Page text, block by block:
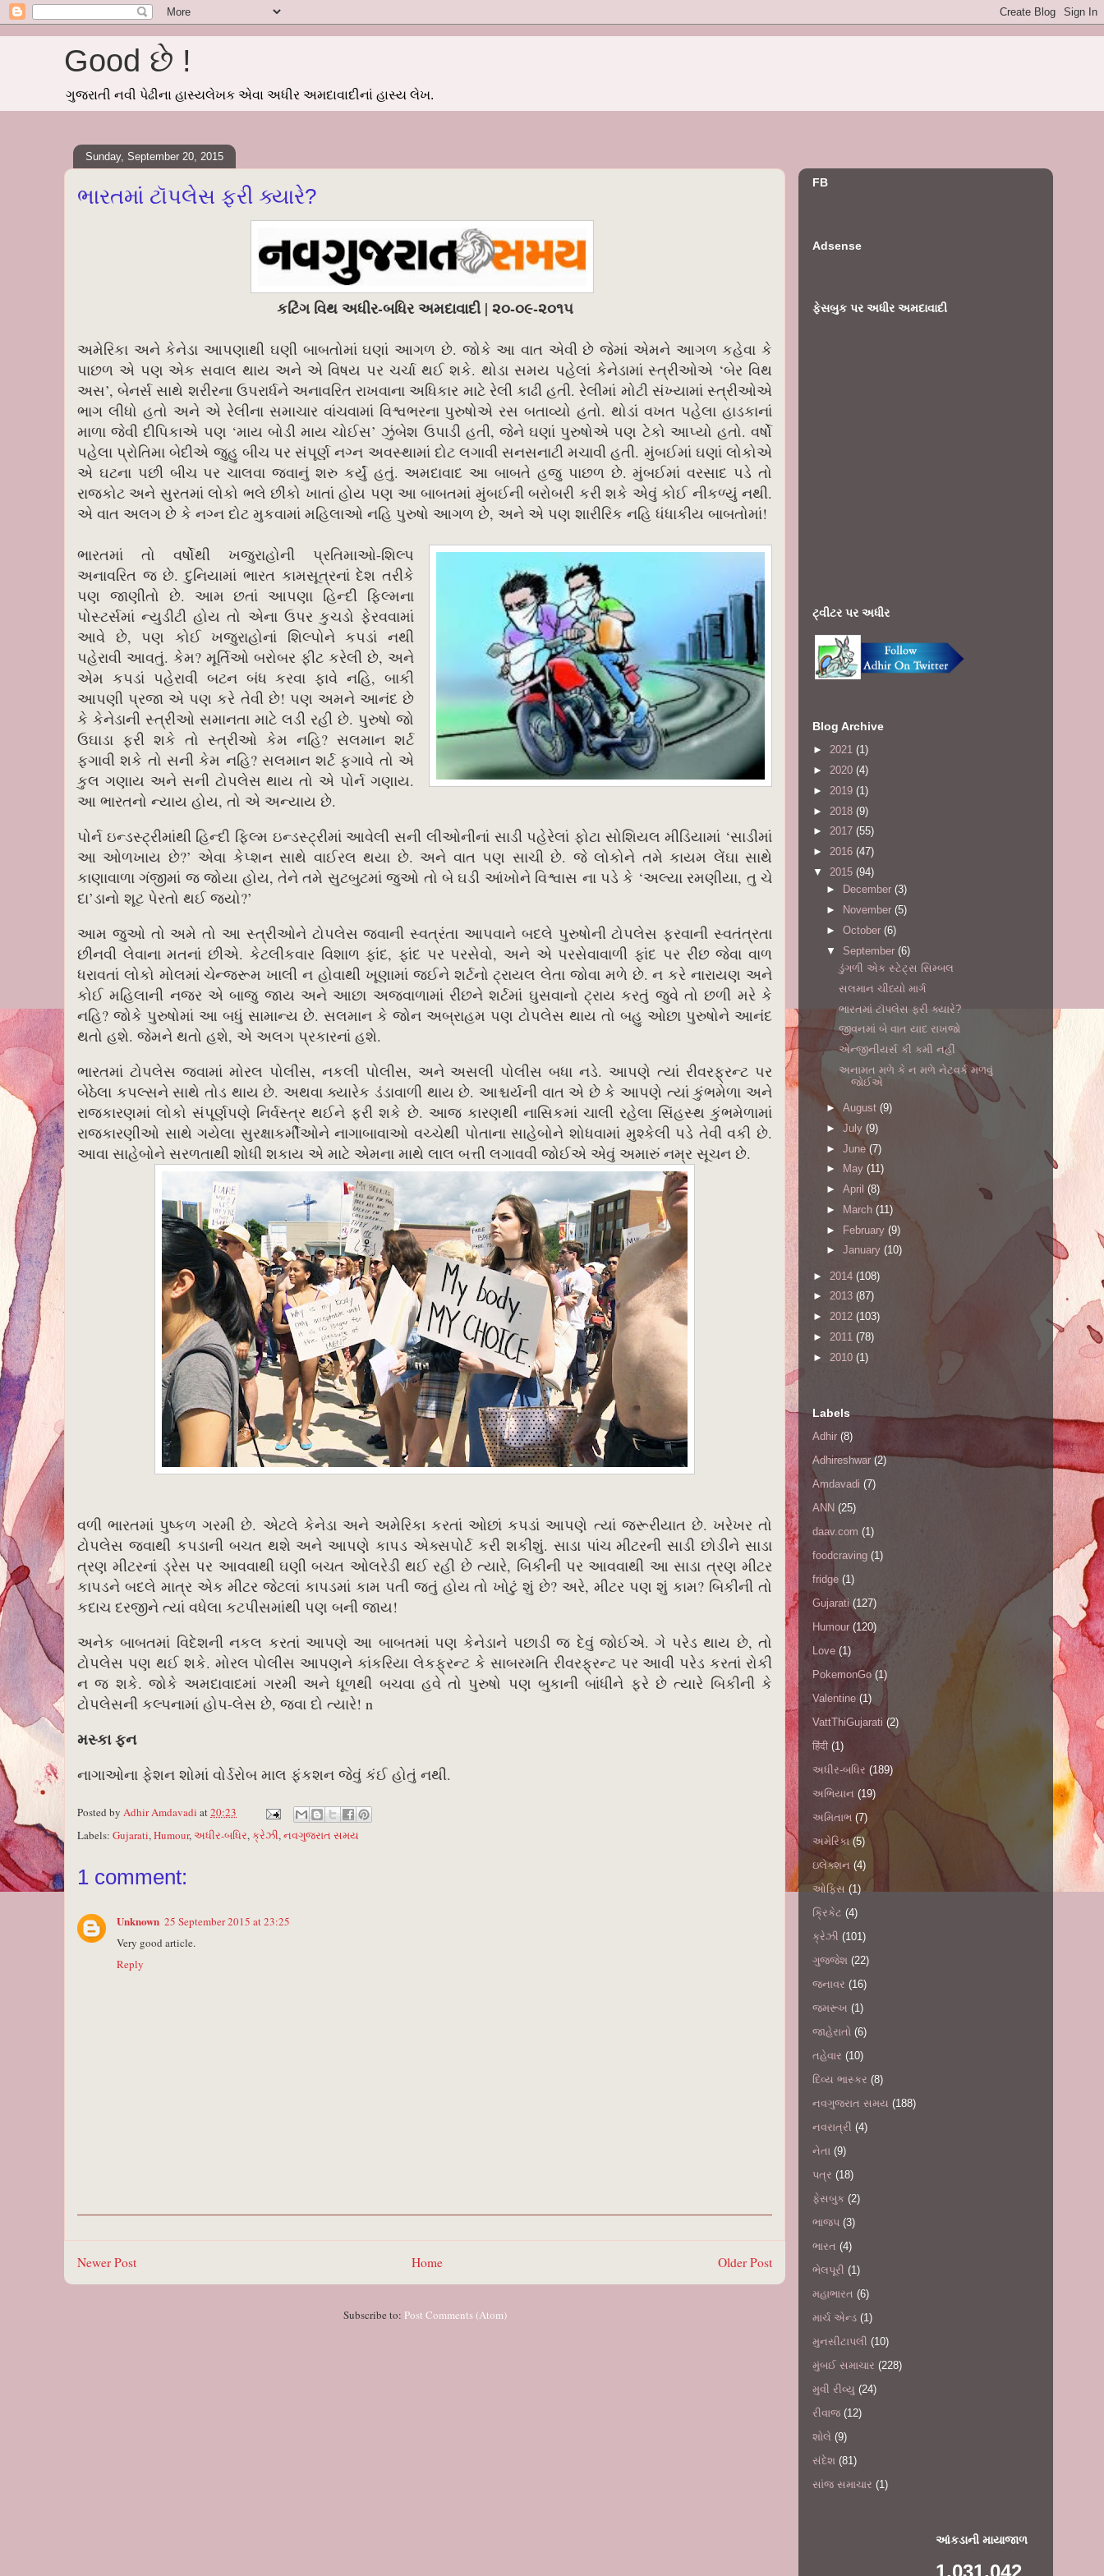
Good છે !
ગુજરાતી નવી પેઢીના હાસ્યલેખક એવા અધીર અમદાવાદીનાં હાસ્ય લેખ.
Sunday, September 20, 2015
ભારતમાં ટૉપલેસ ફરી ક્યારે?
કટિંગ વિથ અધીર-બધિર અમદાવાદી | ૨૦-૦૯-૨૦૧૫
અમેરિકા અને કેનેડા આપણાથી ઘણી બાબતોમાં ઘણાં આગળ છે. જોકે આ વાત એવી છે જેમાં એમને આગળ કહેવા કે
પાછળ એ પણ એક સવાલ થાય અને એ વિષય પર ચર્ચા થઈ શકે. થોડા સમય પહેલાં કેનેડામાં સ્ત્રીઓએ ‘બેર વિથ
અસ’, બેનર્સ સાથે શરીરના ઉપરાર્ધને અનાવરિત રાખવાના અધિકાર માટે રેલી કાઢી હતી. રેલીમાં મોટી સંખ્યામાં સ્ત્રીઓએ
ભાગ લીધો હતો અને એ રેલીના સમાચાર વાંચવામાં વિશ્વભરના પુરુષોએ રસ બતાવ્યો હતો. થોડાં વખત પહેલા હાડકાનાં
માળા જેવી દીપિકાએ પણ ‘માય બોડી માય ચોઈસ’ ઝુંબેશ ઉપાડી હતી, જેને ઘણાં પુરુષોએ પણ ટેકો આપ્યો હતો. વર્ષો
પહેલા પ્રોતિમા બેદીએ જુહુ બીચ પર સંપૂર્ણ નગ્ન અવસ્થામાં દોટ લગાવી સનસનાટી મચાવી હતી. મુંબઈમાં ઘણાં લોકોએ
એ ઘટના પછી બીચ પર ચાલવા જવાનું શરુ કર્યું હતું. અમદાવાદ આ બાબતે હજુ પાછળ છે. મુંબઈમાં વરસાદ પડે તો
રાજકોટ અને સુરતમાં લોકો ભલે છીંકો ખાતાં હોય પણ આ બાબતમાં મુંબઈની બરોબરી કરી શકે એવું કોઈ નીકળ્યું નથી.
એ વાત અલગ છે કે નગ્ન દોટ મુકવામાં મહિલાઓ નહિ પુરુષો આગળ છે, અને એ પણ શારીરિક નહિ ધંધાકીય બાબતોમાં!
ભારતમાં તો વર્ષોથી ખજુરાહોની પ્રતિમાઓ-શિલ્પ
અનાવરિત જ છે. દુનિયામાં ભારત કામસૂત્રનાં દેશ તરીકે
પણ જાણીતો છે. આમ છતાં આપણા હિન્દી ફિલ્મના
પોસ્ટર્સમાં ન્યુડીટી હોય તો એના ઉપર કુચડો ફેરવવામાં
આવે છે, પણ કોઈ ખજુરાહોનાં શિલ્પોને કપડાં નથી
પહેરાવી આવતું. કેમ? મૂર્તિઓ બરોબર ફીટ કરેલી છે, અને
એમ કપડાં પહેરાવી બટન બંધ કરવા ફાવે નહિ, બાકી
આપણી પ્રજા એ પણ કરે તેવી છે! પણ અમને આનંદ છે
કે કેનેડાની સ્ત્રીઓ સમાનતા માટે લડી રહી છે. પુરુષો જો
ઉઘાડા ફરી શકે તો સ્ત્રીઓ કેમ નહિ? સલમાન શર્ટ
ફગાવી શકે તો સની કેમ નહિ? સલમાન શર્ટ ફગાવે તો એ
કુલ ગણાય અને સની ટોપલેસ થાય તો એ પોર્ન ગણાય.
આ ભારતનો ન્યાય હોય, તો એ અન્યાય છે.
પોર્ન ઇન્ડસ્ટ્રીમાંથી હિન્દી ફિલ્મ ઇન્ડસ્ટ્રીમાં આવેલી સની લીઓનીનાં સાડી પહેરેલાં ફોટા સોશિયલ મીડિયામાં ‘સાડીમાં
આ ઓળખાય છે?’ એવા કેપ્શન સાથે વાઈરલ થયા છે. અને વાત પણ સાચી છે. જે લોકોને તમે કાયમ લેંઘા સાથે
કાણાવાળા ગંજીમાં જ જોયા હોય, તેને તમે સુટબુટમાં જુઓ તો બે ઘડી આંખોને વિશ્વાસ ના પડે કે ‘અલ્યા રમણીયા, તુ ચે
દા’ડાનો શૂટ પેરતો થઈ જ્યો?’
આમ જુઓ તો અમે તો આ સ્ત્રીઓને ટોપલેસ જવાની સ્વત્રંતા આપવાને બદલે પુરુષોની ટોપલેસ ફરવાની સ્વતંત્રતા
છીનવી લેવાના મતનાં છીએ. કેટલીકવાર વિશાળ ફાંદ, ફાંદ પર પરસેવો, અને એ પરસેવાવાળી ફાંદ પર રીંછ જેવા વાળ
ધરાવતાં લોકો મોલમાં ચેન્જરૂમ ખાલી ન હોવાથી ખૂણામાં જઈને શર્ટનો ટ્રાયલ લેતા જોવા મળે છે. ન કરે નારાયણ અને
કોઈ મહિલાની નજર એ બાજુ જાય અને આછા અજવાળામાં રીંછને શર્ટમાં ઘુસવાનો ટ્રાય કરતું જુવે તો છળી મરે કે
નહિ? જોકે પુરુષોમાં આ બધું સામાન્ય છે. સલમાન કે જોન અબ્રાહમ પણ ટોપલેસ થાય તો બહુ ઓછા પુરુષોને આનંદ
થતો હશે. જેમને થતો હશે, એ અલગ પ્રકારનાં હશે.
ભારતમાં ટોપલેસ જવામાં મોરલ પોલીસ, નકલી પોલીસ, અને અસલી પોલીસ બધા નડે. આપણે ત્યાં રીવરફ્રન્ટ પર
બેઠેલા કપલ્સને સાથે તોડ થાય છે. અથવા ક્યારેક ડંડાવાળી થાય છે. આશ્ચર્યની વાત એ છે કે આપણે ત્યાં કુંભમેળા અને
રાજકારણમાં લોકો સંપૂર્ણપણે નિર્વસ્ત્ર થઈને ફરી શકે છે. આજ કારણથી નાસિકમાં ચાલી રહેલા સિંહસ્થ કુંભમેળામાં
રાજકારણીઓ સાથે ગયેલા સુરક્ષાકર્મીઓને નાગાબાવાઓ વચ્ચેથી પોતાના સાહેબોને શોધવામાં મુશ્કેલી પડે તેવી વકી છે.
આવા સાહેબોને સરળતાથી શોધી શકાય એ માટે એમના માથે લાલ બત્તી લગાવવી જોઈએ એવું અમારું નમ્ર સૂચન છે.
વળી ભારતમાં પુષ્કળ ગરમી છે. એટલે કેનેડા અને અમેરિકા કરતાં ઓછાં કપડાં આપણે ત્યાં જરૂરીયાત છે. ખરેખર તો
ટોપલેસ જવાથી કપડાની બચત થશે અને આપણે કાપડ એક્સપોર્ટ કરી શકીશું. સાડા પાંચ મીટરની સાડી છોડીને સાડા
ત્રણ મીટરનાં ડ્રેસ પર આવવાથી ઘણી બચત ઓલરેડી થઈ રહી છે ત્યારે, બિકીની પર આવવાથી આ સાડા ત્રણ મીટર
કાપડને બદલે માત્ર એક મીટર જેટલાં કાપડમાં કામ પતી જતું હોય તો ખોટું શું છે? અરે, મીટર પણ શું કામ? બિકીની તો
કદાચ દરજીને ત્યાં વધેલા કટપીસમાંથી પણ બની જાય!
અનેક બાબતમાં વિદેશની નકલ કરતાં આપણે આ બાબતમાં પણ કેનેડાને પછાડી જ દેવું જોઈએ. ગે પરેડ થાય છે, તો
ટોપલેસ પણ થઈ શકે. મોરલ પોલીસ આપણને કાંકરિયા લેકફ્રન્ટ કે સાબરમતિ રીવરફ્રન્ટ પર આવી પરેડ કરતાં રોકી
ન જ શકે. જોકે અમદાવાદમાં ગરમી અને ધૂળથી બચવા હવે તો પુરુષો પણ બુકાની બાંધીને ફરે છે ત્યારે બિકીની કે
ટોપલેસની કલ્પનામાં હોપ-લેસ છે, જવા દો ત્યારે! n
મસ્કા ફન
નાગાઓના ફેશન શોમાં વોર્ડરોબ માલ ફંકશન જેવું કંઈ હોતું નથી.
Posted by Adhir Amdavadi at20:23
Labels: Gujarati,Humour,અધીર-બધિર,ક્રેઝી,નવગુજરાત સમય
1 comment:
Unknown 25 September 2015 at 23:25
Very good article.
Reply
Newer Post Older Post
Home
Subscribe to: Post Comments (Atom)
FB
Adsense
ફેસબુક પર અધીર અમદાવાદી
ટ્વીટર પર અધીર
Blog Archive
► 2021 (1)
► 2020 (4)
► 2019 (1)
► 2018 (9)
► 2017 (55)
► 2016 (47)
▼ 2015 (94)
►
December (3)
►
November (5)
► October (6)
▼ September (6)
ડુંગળી એક સ્ટેટ્સ સિમ્બલ
સલમાન ચીંધ્યો માર્ગ
ભારતમાં ટૉપલેસ ફરી ક્યારે?
જીવનમાં બે વાત યાદ રાખજો
એન્જીનીયર્સ કી કમી નહીં
અનામત મળે કે ન મળે નેટવર્ક મળવું
જોઈએ
► August (9)
► July (9)
► June (7)
►
May (11)
► April (8)
►
March (11)
► February (9)
► January (10)
► 2014 (108)
► 2013 (87)
► 2012 (103)
► 2011 (78)
► 2010 (1)
Labels
Adhir (8)
Adhireshwar (2)
Amdavadi (7)
ANN (25)
daav.com (1)
foodcraving (1)
fridge (1)
Gujarati (127)
Humour (120)
Love (1)
PokemonGo (1)
Valentine (1)
VattThiGujarati (2)
हिंदी (1)
અધીર-બધિર (189)
અભિયાન (19)
અમિતાભ (7)
અમેરિકા (5)
ઇલેક્શન (4)
ઓફિસ (1)
ક્રિકેટ (4)
ક્રેઝી (101)
ગુજ્જેશ (22)
જનાવર (16)
જમરૂખ (1)
જાહેરાતો (6)
તહેવાર (10)
દિવ્ય ભાસ્કર (8)
નવગુજરાત સમય (188)
નવરાત્રી (4)
નેતા (9)
પત્ર (18)
ફેસબુક (2)
ભાજપ (3)
ભારત (4)
ભેલપૂરી (1)
મહાભારત (6)
માર્ચ એન્ડ (1)
મુનસીટાપલી (10)
મુંબઈ સમાચાર (228)
મુવી રીવ્યુ (24)
રીવાજ (12)
શોલે (9)
સંદેશ (81)
સાંજ સમાચાર (1)
આંકડાની માયાજાળ
1,031,042